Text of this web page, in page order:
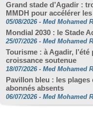
Grand stade d’Agadir :
MMDH pour accélérer
05/08/2026 - Med Mohamed
Mondial 2030 : le Stade
25/07/2026 - Med Mohamed
Tourisme : à Agadir,
croissance soutenue
18/07/2026 - Med Mohamed
Pavillon bleu : les
abonnés absents
06/07/2026 - Med Mohamed